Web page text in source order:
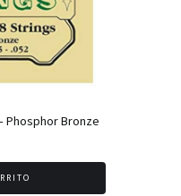
Phosphor Bronze